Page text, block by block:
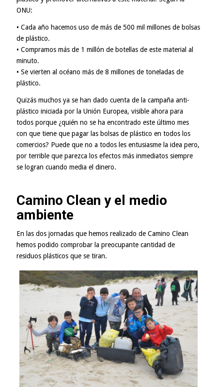
ONU:
• Cada año hacemos uso de más de 500 mil millones de bolsas
de plástico.
• Compramos más de 1 millón de botellas de este material al
minuto.
• Se vierten al océano más de 8 millones de toneladas de
plástico.
Quizás muchos ya se han dado cuenta de la campaña anti-
plástico iniciada por la Unión Europea, visible ahora para
todos porque ¿quién no se ha encontrado este último mes
con que tiene que pagar las bolsas de plástico en todos los
comercios? Puede que no a todos les entusiasme la idea pero,
por terrible que parezca los efectos más inmediatos siempre
se logran cuando media el dinero.
Camino Clean y el medio
ambiente
En las dos jornadas que hemos realizado de Camino Clean
hemos podido comprobar la preocupante cantidad de
residuos plásticos que se tiran.